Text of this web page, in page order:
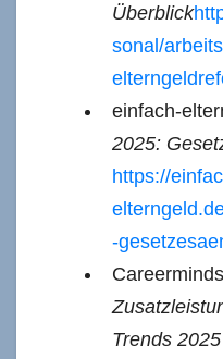
Überblick
sonal/
einfach-
2025:
https://
-
Trends 2025